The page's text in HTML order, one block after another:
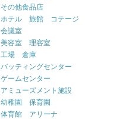
その他食品店
ホテル 旅館 コテージ
会議室
美容室 理容室
工場 倉庫
バッティングセンター
ゲームセンター
アミューズメント施設
幼稚園 保育園
体育館 アリーナ